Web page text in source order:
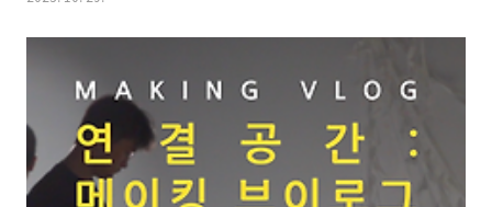
moonyong.com moontara.co.kr 주최·주관 문타라엔터테인먼트 후
2023년 문화체육관광부와 한국문화예술위원회의 '온라인미디어 예술활
동 지원' 사업의 지원을 받아 제작되었습니다. #연결공간 #아트체인지업